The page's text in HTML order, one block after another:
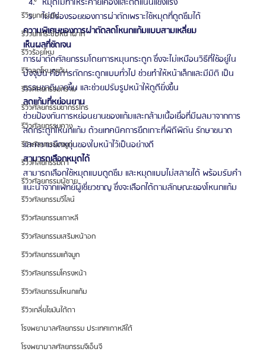
รีวิวยกกระชับ
รีวิวยกกระชับหน้าผาก
รีวิวร้อยไหม
รีวิวลดโหนกแก้ม
รีวิวศัลยกรรมกราม
รีวิวศัลยกรรมขากรรไกร
รีวิวศัลยกรรมคาง
รีวิวศัลยกรรมจมูก
รีวิวศัลยกรรมตา
รีวิวศัลยกรรมผู้ชาย
รีวิวศัลยกรรมวีไลน์
รีวิวศัลยกรรมเกาหลี
รีวิวศัลยกรรมเสริมหน้าอก
รีวิวศัลยกรรมแก้จมูก
รีวิวศัลยกรรมโครงหน้า
รีวิวศัลยกรรมโหนกแก้ม
รีวิวเกลี่ยไขมันใต้ตา
โรงพยาบาลศัลยกรรม ประเทศเกาหลีใต้
โรงพยาบาลศัลยกรรมจีเอ็นจี
ไม่มีร่องรอยของการผ่าตัดเพราะใช้หมุดที่ดูดซึมได้
ความพิเศษของการผ่าตัดลดโหนกแก้มแบบสามเหลี่ยม
เห็นผลที่ชัดเจน
การผ่าตัดศัลยกรรมโดยการหมุนกระดูก ซึ่งจะไม่เหมือนวิธีที่ใช้อยู่ใน
ปัจจุบัน คือการตัดกระดูกแบบทั่วไป ช่วยทำให้หน้าเล็กและมีมิติ เป็น
ธรรมชาติมากขึ้น และช่วยปรับรูปหน้าให้ดูดียิ่งขึ้น
ลดแก้มที่หย่อนยาน
ช่วยป้องกันการหย่อนยานของแก้มและกล้ามเนื้อเยื่อที่มีผลมาจากการ
ลดกระดูกโหนกแก้ม ด้วยเทคนิคการยึดเกาะที่พิถีพิถัน รักษาขนาด
และความยืดหยุ่นของใบหน้าไว้เป็นอย่างดี
สามารถเลือกหมุดได้
สามารถเลือกใช้หมุดแบบดูดซึม และหมุดแบบไม่สลายได้ พร้อมรับคำ
แนะนำจากแพทย์ผู้เชี่ยวชาญ ซึ่งจะเลือกได้ตามลักษณะของโหนกแก้ม